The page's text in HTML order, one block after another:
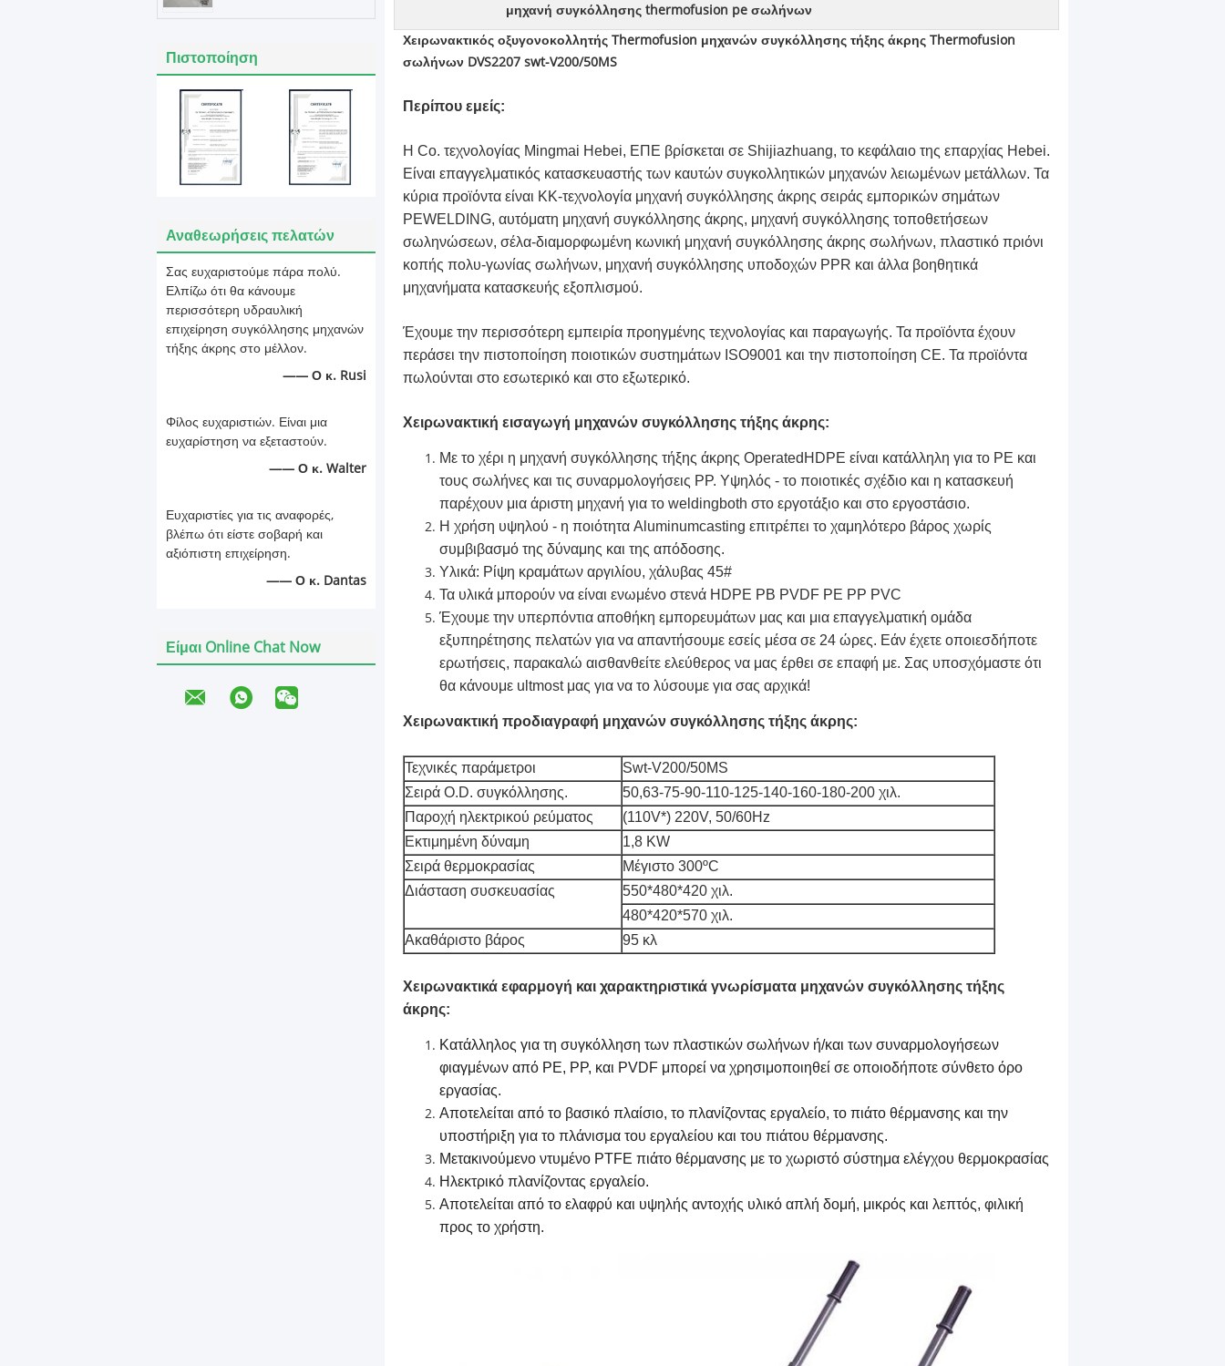
Πιστοποίηση
Αναθεωρήσεις πελατών
Σας ευχαριστούμε πάρα πολύ.
Ελπίζω ότι θα κάνουμε
περισσότερη υδραυλική
επιχείρηση συγκόλλησης μηχανών
τήξης άκρης στο μέλλον.
—— Ο κ. Rusi
Φίλος ευχαριστιών. Είναι μια
ευχαρίστηση να εξεταστούν.
—— Ο κ. Walter
Ευχαριστίες για τις αναφορές,
βλέπω ότι είστε σοβαρή και
αξιόπιστη επιχείρηση.
—— Ο κ. Dantas
Είμαι Online Chat Now
μηχανή συγκόλλησης thermofusion pe σωλήνων
Χειρωνακτικός οξυγονοκολλητής Thermofusion μηχανών συγκόλλησης τήξης άκρης Thermofusion
σωλήνων DVS2207 swt-V200/50MS
Περίπου εμείς:
Η Co. τεχνολογίας Mingmai Hebei, ΕΠΕ βρίσκεται σε Shijiazhuang, το κεφάλαιο της επαρχίας Hebei.
Είναι επαγγελματικός κατασκευαστής των καυτών συγκολλητικών μηχανών λειωμένων μετάλλων. Τα
κύρια προϊόντα είναι ΚΚ-τεχνολογία μηχανή συγκόλλησης άκρης σειράς εμπορικών σημάτων
PEWELDING, αυτόματη μηχανή συγκόλλησης άκρης, μηχανή συγκόλλησης τοποθετήσεων
σωληνώσεων, σέλα-διαμορφωμένη κωνική μηχανή συγκόλλησης άκρης σωλήνων, πλαστικό πριόνι
κοπής πολυ-γωνίας σωλήνων, μηχανή συγκόλλησης υποδοχών PPR και άλλα βοηθητικά
μηχανήματα κατασκευής εξοπλισμού.
Έχουμε την περισσότερη εμπειρία προηγμένης τεχνολογίας και παραγωγής. Τα προϊόντα έχουν
περάσει την πιστοποίηση ποιοτικών συστημάτων ISO9001 και την πιστοποίηση CE. Τα προϊόντα
πωλούνται στο εσωτερικό και στο εξωτερικό.
Χειρωνακτική εισαγωγή μηχανών συγκόλλησης τήξης άκρης:
Με το χέρι η μηχανή συγκόλλησης τήξης άκρης OperatedHDPE είναι κατάλληλη για το PE και
τους σωλήνες και τις συναρμολογήσεις PP. Υψηλός - το ποιοτικές σχέδιο και η κατασκευή
παρέχουν μια άριστη μηχανή για το weldingboth στο εργοτάξιο και στο εργοστάσιο.
Η χρήση υψηλού - η ποιότητα Aluminumcasting επιτρέπει το χαμηλότερο βάρος χωρίς
συμβιβασμό της δύναμης και της απόδοσης.
Υλικά: Ρίψη κραμάτων αργιλίου, χάλυβας 45#
Τα υλικά μπορούν να είναι ενωμένο στενά HDPE PB PVDF PE PP PVC
Έχουμε την υπερπόντια αποθήκη εμπορευμάτων μας και μια επαγγελματική ομάδα
εξυπηρέτησης πελατών για να απαντήσουμε εσείς μέσα σε 24 ώρες. Εάν έχετε οποιεσδήποτε
ερωτήσεις, παρακαλώ αισθανθείτε ελεύθερος να μας έρθει σε επαφή με. Σας υποσχόμαστε ότι
θα κάνουμε ultmost μας για να το λύσουμε για σας αρχικά!
Χειρωνακτική προδιαγραφή μηχανών συγκόλλησης τήξης άκρης:
Τεχνικές παράμετροι
Swt-V200/50MS
Σειρά O.D. συγκόλλησης.
50,63-75-90-110-125-140-160-180-200 χιλ.
Παροχή ηλεκτρικού ρεύματος
(110V*) 220V, 50/60Hz
Εκτιμημένη δύναμη
1,8 KW
Σειρά θερμοκρασίας
Μέγιστο 300ºC
Διάσταση συσκευασίας
550*480*420 χιλ.
480*420*570 χιλ.
Ακαθάριστο βάρος
95 κλ
Χειρωνακτικά εφαρμογή και χαρακτηριστικά γνωρίσματα μηχανών συγκόλλησης τήξης
άκρης:
Κατάλληλος για τη συγκόλληση των πλαστικών σωλήνων ή/και των συναρμολογήσεων
φιαγμένων από PE, PP, και PVDF μπορεί να χρησιμοποιηθεί σε οποιοδήποτε σύνθετο όρο
εργασίας.
Αποτελείται από το βασικό πλαίσιο, το πλανίζοντας εργαλείο, το πιάτο θέρμανσης και την
υποστήριξη για το πλάνισμα του εργαλείου και του πιάτου θέρμανσης.
Μετακινούμενο ντυμένο PTFE πιάτο θέρμανσης με το χωριστό σύστημα ελέγχου θερμοκρασίας
Ηλεκτρικό πλανίζοντας εργαλείο.
Αποτελείται από το ελαφρύ και υψηλής αντοχής υλικό απλή δομή, μικρός και λεπτός, φιλική
προς το χρήστη.